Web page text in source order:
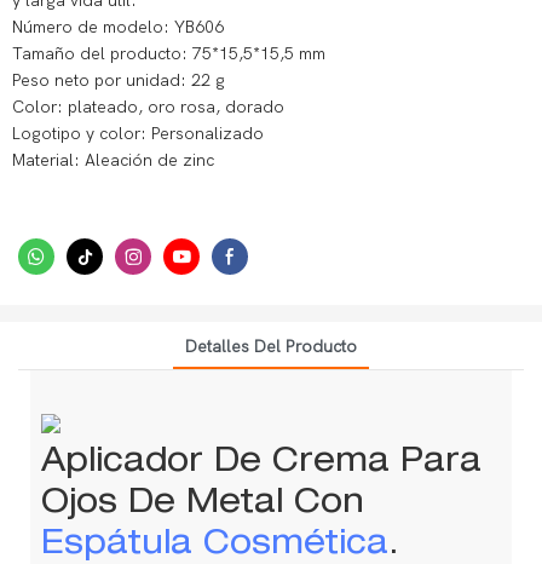
Número de modelo: YB606
Tamaño del producto: 75*15,5*15,5 mm
Peso neto por unidad: 22 g
Color: plateado, oro rosa, dorado
Logotipo y color: Personalizado
Material: Aleación de zinc
Detalles Del Producto
Aplicador De Crema Para
Ojos De Metal Con
Espátula Cosmética.